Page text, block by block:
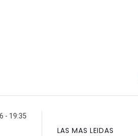
- 19:35
LAS MAS LEIDAS